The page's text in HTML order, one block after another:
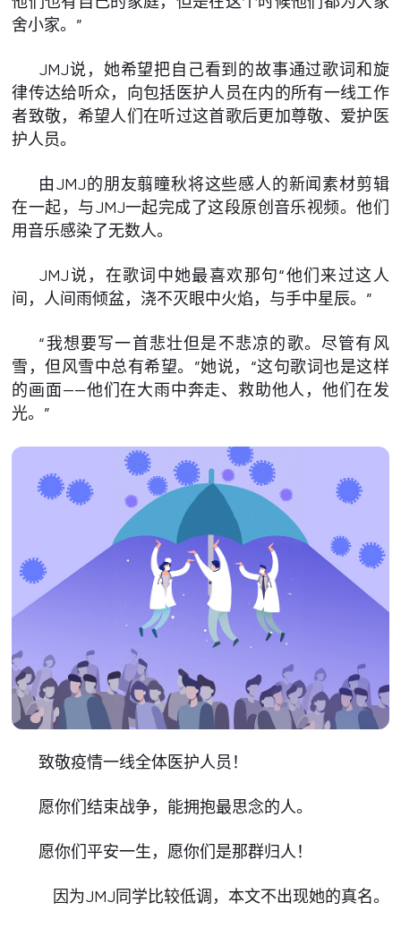
舍小家。”
JMJ说，她希望把自己看到的故事通过歌词和旋
律传达给听众，向包括医护人员在内的所有一线工作
者致敬，希望人们在听过这首歌后更加尊敬、爱护医
护人员。
由JMJ的朋友翦瞳秋将这些感人的新闻素材剪辑
在一起，与JMJ一起完成了这段原创音乐视频。他们
用音乐感染了无数人。
JMJ说，在歌词中她最喜欢那句“他们来过这人
间，人间雨倾盆，浇不灭眼中火焰，与手中星辰。”
“我想要写一首悲壮但是不悲凉的歌。尽管有风
雪，但风雪中总有希望。”她说，“这句歌词也是这样
的画面——他们在大雨中奔走、救助他人，他们在发
光。”
致敬疫情一线全体医护人员！
愿你们结束战争，能拥抱最思念的人。
愿你们平安一生，愿你们是那群归人！
因为JMJ同学比较低调，本文不出现她的真名。